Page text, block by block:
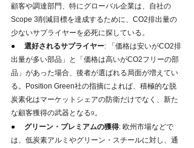
顧客や調達部門、特にグローバル企業は、自社の
Scope 3削減目標を達成するために、CO2排出量の
少ないサプライヤーを必死に探している。
● 選好されるサプライヤー: 「価格は安いがCO2排
出量が多い部品」と「価格は高いがCO2フリーの部
品」があった場合、後者が選ばれる局面が増えてい
る。Position Green社の指摘によれば、積極的な脱
炭素化はマーケットシェアの防衛だけでなく、新た
な顧客獲得の武器となる9 。
● グリーン・プレミアムの獲得: 欧州市場などで
は、低炭素アルミやグリーン・スチールに対し、通